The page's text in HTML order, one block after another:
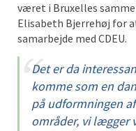
været i Bruxelles
Elisabeth Bjerrehøj for
samarbejde med CDEU.
Det er da
komme som en
på udformningen
områder, vi lægger